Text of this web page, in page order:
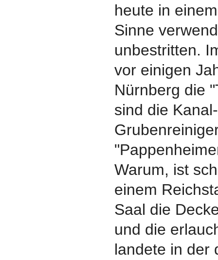
heute in
Sinne
unbestritten.
vor einigen
Nürnberg die
sind die
Warum, ist
einem
Saal die
und die
landete in der